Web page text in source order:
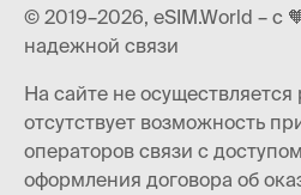
© 2019–2026, eSIM.World – с
надежной связи
На сайте не осуществляется
отсутствует возможность
операторов связи с
оформления договора об